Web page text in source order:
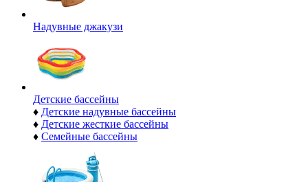
Надувные джакузи
Детские бассейны
♦ Детские надувные бассейны
♦ Детские жесткие бассейны
♦ Семейные бассейны